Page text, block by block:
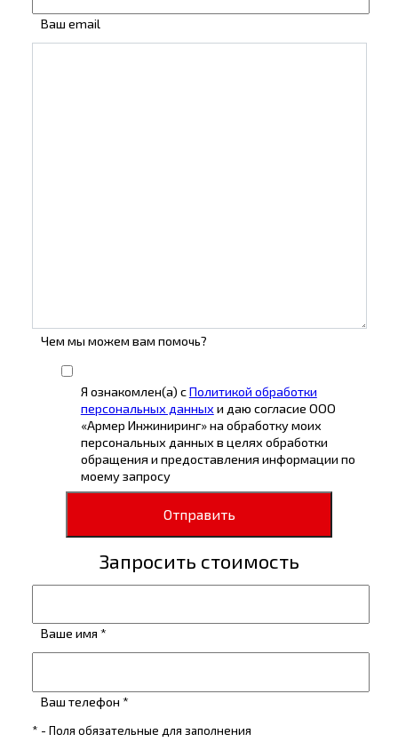
Ваш email
Чем мы можем вам помочь?
Я ознакомлен(а) сПолитикой обработки
персональных данных и даю согласие ООО
«Армер Инжиниринг» на обработку моих
персональных данных в целях обработки
обращения и предоставления информации по
моему запросу
Отправить
Запросить стоимость
Ваше имя *
Ваш телефон *
* - Поля обязательные для заполнения